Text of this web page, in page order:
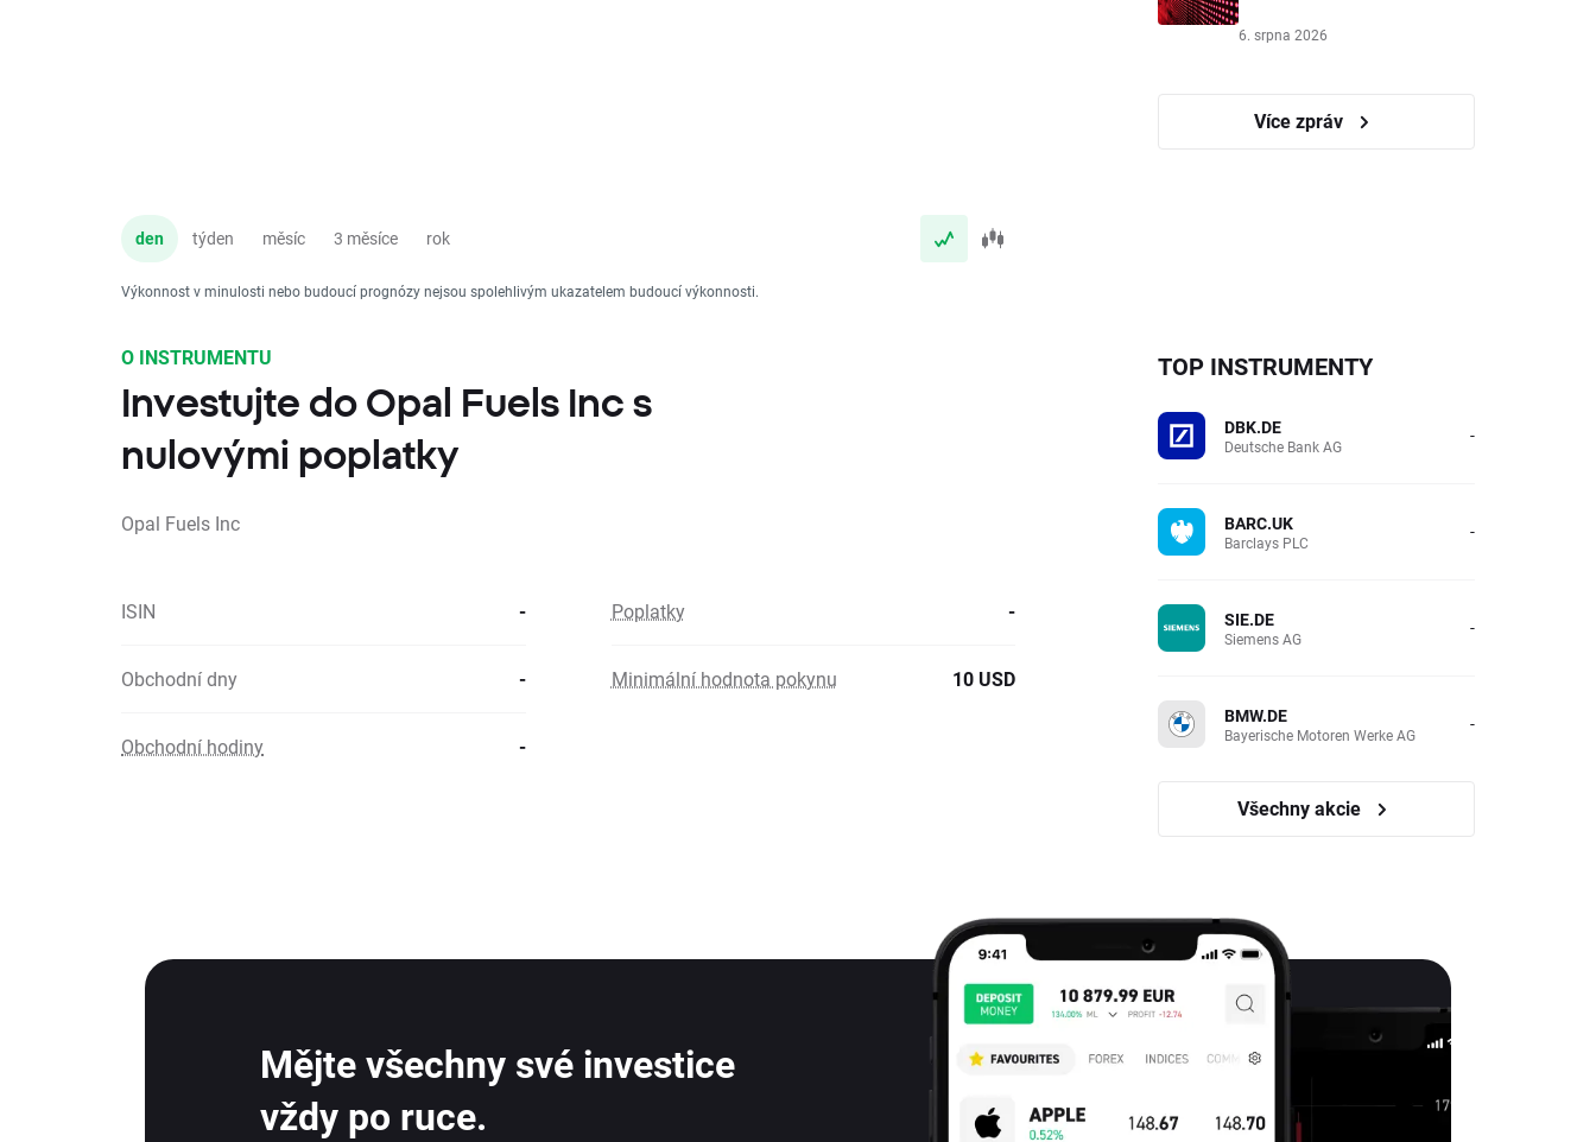
den týden měsíc 3 měsíce rok
Výkonnost v minulosti nebo budoucí prognózy nejsou spolehlivým ukazatelem budoucí výkonnosti.
6. srpna 2026
Více zpráv
O INSTRUMENTU
Investujte do Opal Fuels Inc s
nulovými poplatky
Opal Fuels Inc
ISIN - Poplatky -
Obchodní dny - Minimální hodnota pokynu 10 USD
Obchodní hodiny -
TOP INSTRUMENTY
DBK.DE
Deutsche Bank AG -
BARC.UK
Barclays PLC -
SIE.DE
Siemens AG -
BMW.DE
Bayerische Motoren Werke AG -
Všechny akcie
Mějte všechny své investice
vždy po ruce.